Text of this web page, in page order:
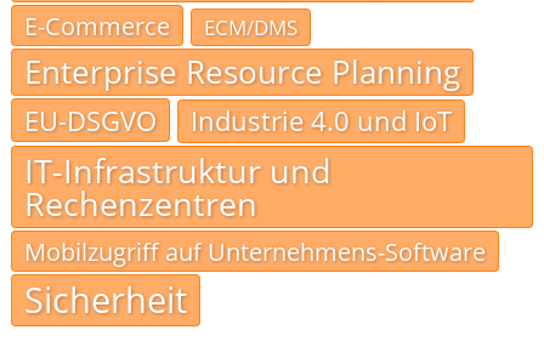
E-Commerce
ECM/DMS
Enterprise Resource Planning
EU-DSGVO Industrie 4.0 und IoT
IT-Infrastruktur und
Rechenzentren
Mobilzugriff auf Unternehmens-Software
Sicherheit